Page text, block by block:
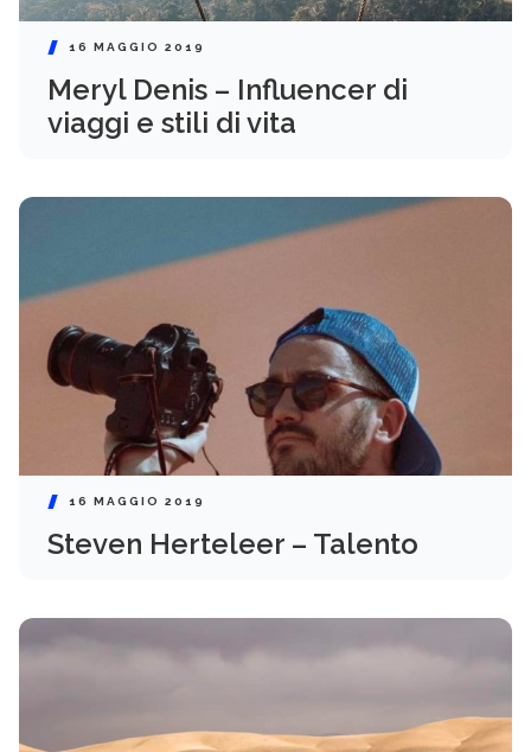
16 MAGGIO 2019
Meryl Denis – Influencer di
viaggi e stili di vita
16 MAGGIO 2019
Steven Herteleer – Talento